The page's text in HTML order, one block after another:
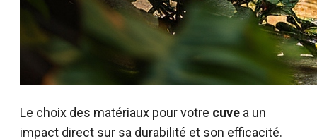
Le choix des matériaux pour votre cuve a un
impact direct sur sa durabilité et son efficacité.